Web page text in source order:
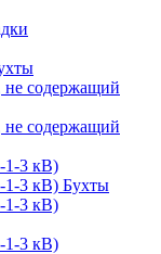
не содержащий
не содержащий
1-3 кВ)
1-3 кВ) Бухты
1-3 кВ)
1-3 кВ)